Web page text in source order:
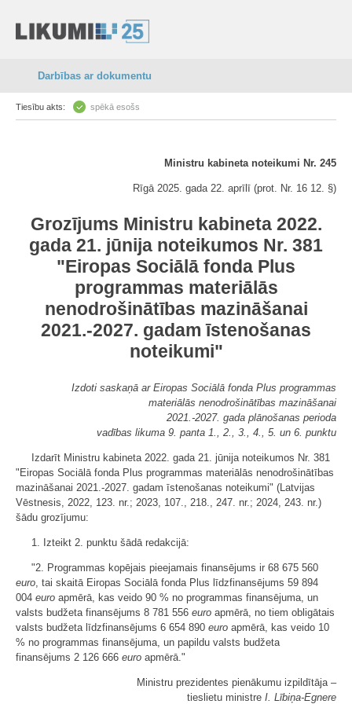
Darbības ar dokumentu
Tiesību akts: spēkā esošs
Ministru kabineta noteikumi Nr. 245
Rīgā 2025. gada 22. aprīlī (prot. Nr. 16 12. §)
Grozījums Ministru kabineta 2022.
gada 21. jūnija noteikumos Nr. 381
"Eiropas Sociālā fonda Plus
programmas materiālās
nenodrošinātības mazināšanai
2021.-2027. gadam īstenošanas
noteikumi"
Izdoti saskaņā ar Eiropas Sociālā fonda Plus programmas
materiālās nenodrošinātības mazināšanai
2021.-2027. gada plānošanas perioda
vadības likuma 9. panta 1., 2., 3., 4., 5. un 6. punktu
Izdarīt Ministru kabineta 2022. gada 21. jūnija noteikumos Nr. 381
"Eiropas Sociālā fonda Plus programmas materiālās nenodrošinātības
mazināšanai 2021.-2027. gadam īstenošanas noteikumi" (Latvijas
Vēstnesis, 2022, 123. nr.; 2023, 107., 218., 247. nr.; 2024, 243. nr.)
šādu grozījumu:
1. Izteikt 2. punktu šādā redakcijā:
"2. Programmas kopējais pieejamais finansējums ir 68 675 560
euro, tai skaitā Eiropas Sociālā fonda Plus līdzfinansējums 59 894
004 euro apmērā, kas veido 90 % no programmas finansējuma, un
valsts budžeta finansējums 8 781 556 euro apmērā, no tiem obligātais
valsts budžeta līdzfinansējums 6 654 890 euro apmērā, kas veido 10
% no programmas finansējuma, un papildu valsts budžeta
finansējums 2 126 666 euro apmērā."
Ministru prezidentes pienākumu izpildītāja ‒
tieslietu ministre I. Lībiņa-Egnere